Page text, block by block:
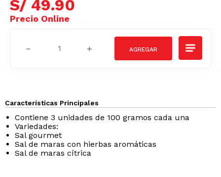
S/ 49.90
＋
－
Características Principales
Contiene 3 unidades de 100 gramos cada una
Variedades:
Sal gourmet
Sal de maras con hierbas aromáticas
Sal de maras cítrica